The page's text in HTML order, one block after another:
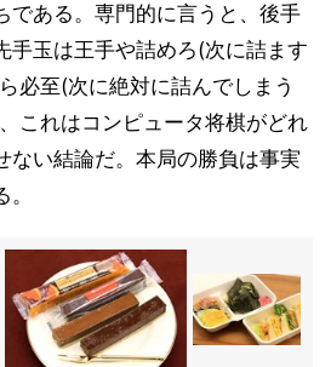
である。専門的に言うと、後手
手玉は王手や詰めろ(次に詰ます
必至(次に絶対に詰んでしまう
これはコンピュータ将棋がどれ
ない結論だ。本局の勝負は事実